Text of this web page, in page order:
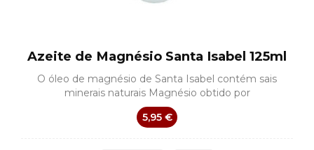
Azeite de Magnésio Santa Isabel 125ml
O óleo de magnésio de Santa Isabel contém sais
minerais naturais Magnésio obtido por
5,95 €